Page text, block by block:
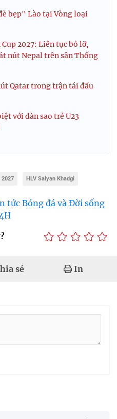
bẹp" Lào tại Vòng loại
2027: Liên tục bỏ lỡ,
nút Nepal trên sân Thống
Qatar trong trận tái đấu
với dàn sao trẻ U23
2027 HLV Salyan Khadgi
tức Bóng đá và Đời sống
sẻ In